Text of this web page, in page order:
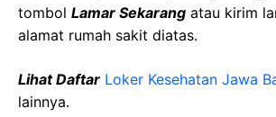
tombol Lamar Sekarang atau kirim
alamat rumah sakit diatas.
Lihat Daftar Loker Kesehatan Jawa
lainnya.